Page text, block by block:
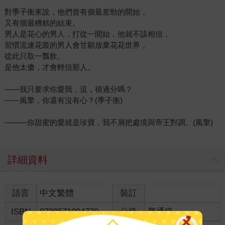
對季子衡來說，他們曾有個最差勁的開始，
又有個最糟糕的結束。
男人是花心的男人，打從一開始，他就不該相信，
習慣流連花叢的男人會甘願放棄花花世界，
從此只取一瓢飲。
是他太傻，才會輕信那人。
——我只要求你愛我，這，很過分嗎？
——風擎，你還有沒有心？(季子衡)
———你甜蜜的愛就是珍寶，我不屑把處境與帝王對調。(風擎)
詳細資料
語言 中文繁體
裝訂
ISBN
9789571094779 分級 普通級